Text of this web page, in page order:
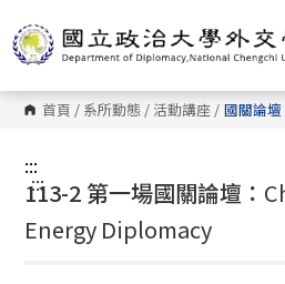
到
主
要
內
容
區 首頁 / 系所動態 / 活動講座 / 國關論壇
:::
:::
113-2 第一場國關論壇：
Energy Diplomacy